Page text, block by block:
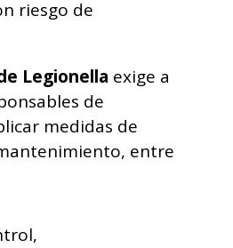
riesgo de
Legionella exige a
de
medidas de
entre